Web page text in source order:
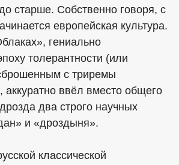
старше. Собственно говоря, с
европейская культура.
гениально
толерантности (или
с триремы
аккуратно ввёл вместо общего
два строго научных
и «дроздыня».
классической